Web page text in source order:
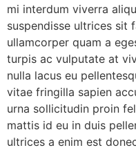
mi interdum viverra
suspendisse ultrices sit
ullamcorper quam a
turpis ac vulputate at
nulla lacus eu
vitae fringilla sapien
urna sollicitudin proin
mattis id eu in duis
ultrices a enim est